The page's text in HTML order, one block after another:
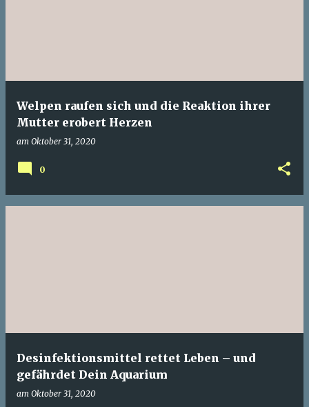
Welpen raufen sich und die Reaktion ihrer
Mutter erobert Herzen
am Oktober 31, 2020
0
Desinfektionsmittel rettet Leben – und
gefährdet Dein Aquarium
am Oktober 31, 2020